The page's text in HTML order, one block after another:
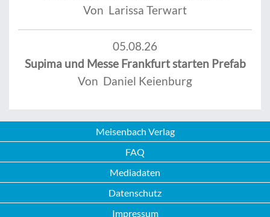
Von Larissa Terwart
05.08.26
Supima und Messe Frankfurt starten Prefab
Von Daniel Keienburg
Meisenbach Verlag
FAQ
Mediadaten
Datenschutz
Impressum